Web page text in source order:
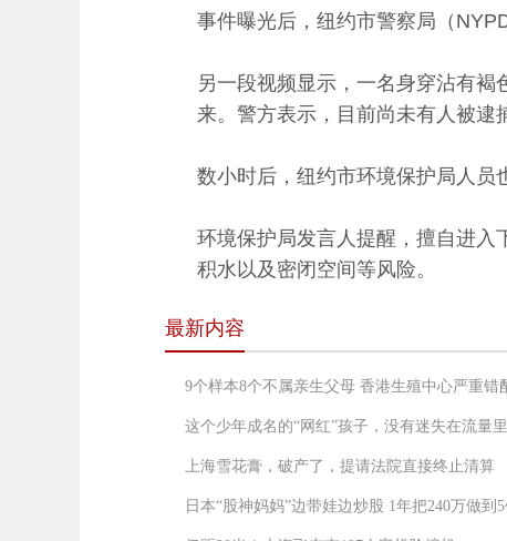
事件曝光后，纽约市警察局（
另一段视频显示，一名身穿沾有
来。警方表示，目前尚未有人被逮
数小时后，纽约市环境保护局人员
环境保护局发言人提醒，擅自进入
积水以及密闭空间等风险。
最新内容
9个样本8个不属亲生父母 香港生殖中心严重错
这个少年成名的“网红”孩子，没有迷失在流量里
上海雪花膏，破产了，提请法院直接终止清算
日本“股神妈妈”边带娃边炒股 1年把240万做到